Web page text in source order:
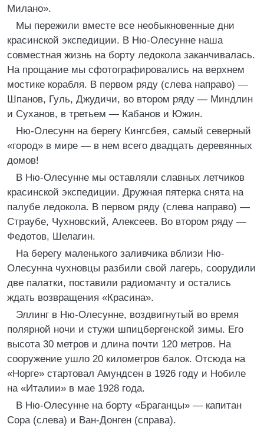
Милано».
Мы пережили вместе все необыкновенные дни
красинской экспедиции. В Ню-Олесунне наша
совместная жизнь на борту ледокола заканчивалась.
На прощание мы сфотографировались на верхнем
мостике корабля. В первом ряду (слева направо) —
Шпанов, Гуль, Джудичи, во втором ряду — Миндлин
и Суханов, в третьем — Кабанов и Южин.
Ню-Олесунн на берегу Кингсбея, самый северный
«город» в мире — в нем всего двадцать деревянных
домов!
В Ню-Олесунне мы оставляли славных летчиков
красинской экспедиции. Дружная пятерка снята на
палубе ледокола. В первом ряду (слева направо) —
Страубе, Чухновский, Алексеев. Во втором ряду —
Федотов, Шелагин.
На берегу маленького заливчика вблизи Ню-
Олесунна чухновцы разбили свой лагерь, соорудили
две палатки, поставили радиомачту и остались
ждать возвращения «Красина».
Эллинг в Ню-Олесунне, воздвигнутый во время
полярной ночи и стужи шпицбергенской зимы. Его
высота 30 метров и длина почти 120 метров. На
сооружение ушло 20 километров балок. Отсюда на
«Норге» стартовал Амундсен в 1926 году и Нобиле
на «Италии» в мае 1928 года.
В Ню-Олесунне на борту «Браганцы» — капитан
Сора (слева) и Ван-Донген (справа).